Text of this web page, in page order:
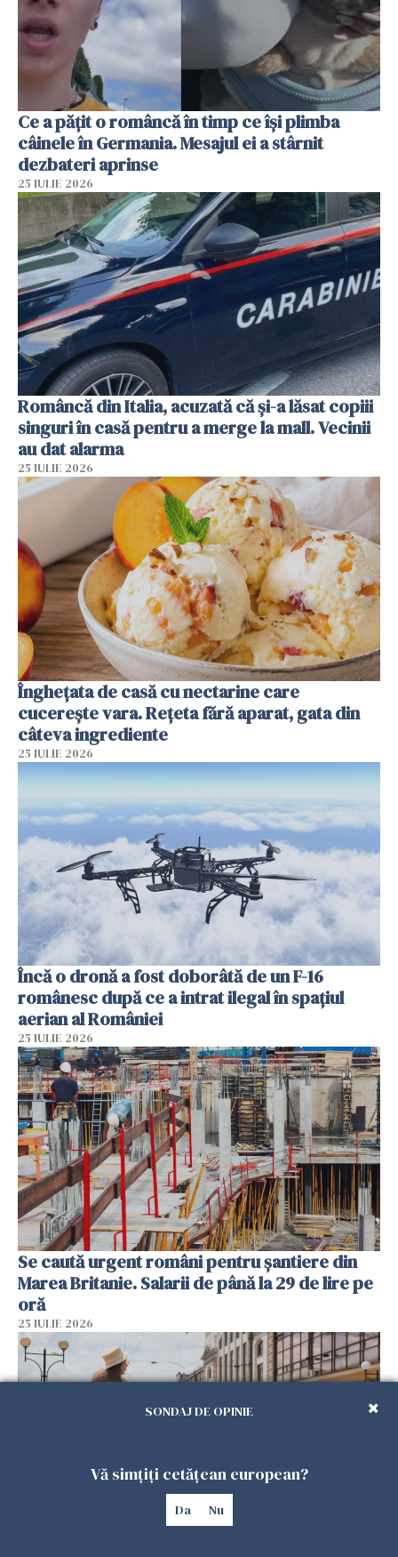
Ce a pățit o româncă în timp ce își plimba
câinele în Germania. Mesajul ei a stârnit
dezbateri aprinse
25 IULIE 2026
Româncă din Italia, acuzată că și-a lăsat copiii
singuri în casă pentru a merge la mall. Vecinii
au dat alarma
25 IULIE 2026
Înghețata de casă cu nectarine care
cucerește vara. Rețeta fără aparat, gata din
câteva ingrediente
25 IULIE 2026
Încă o dronă a fost doborâtă de un F-16
românesc după ce a intrat ilegal în spațiul
aerian al României
25 IULIE 2026
Se caută urgent români pentru șantiere din
Marea Britanie. Salarii de până la 29 de lire pe
oră
25 IULIE 2026
SONDAJ DE OPINIE
Vă simțiți cetățean european?
Da Nu